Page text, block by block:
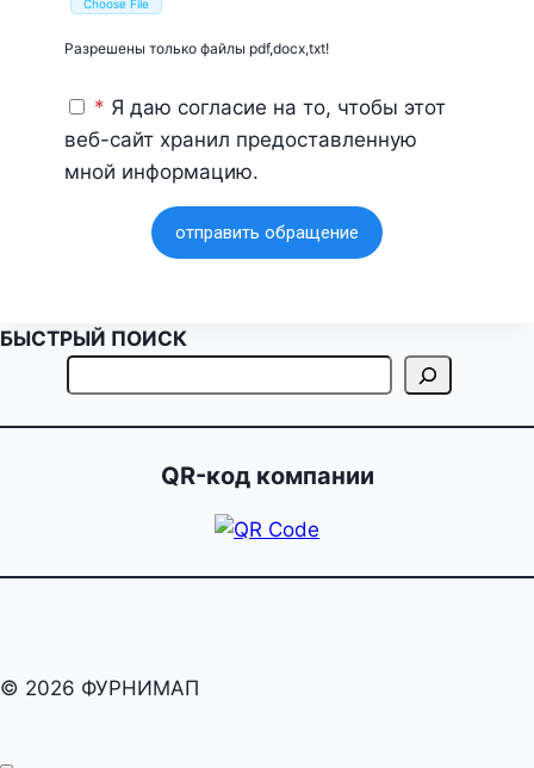
Разрешены только файлы pdf,docx,txt!
* Я даю согласие на то, чтобы этот
веб-сайт хранил предоставленную
мной информацию.
отправить обращение
БЫСТРЫЙ ПОИСК
QR-код компании
© 2026 ФУРНИМАП